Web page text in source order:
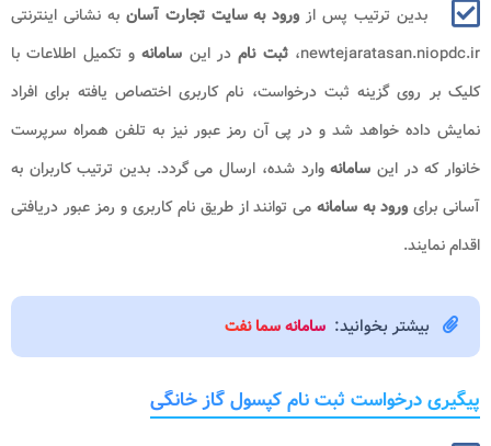
بدین ترتیب پس از ورود به سایت تجارت آسان به نشانی اینترنتی
newtejaratasan.niopdc.ir، ثبت نامدر این سامانه و تکمیل اطلاعات با
کلیک بر روی گزینه ثبت درخواست، نام کاربری اختصاص یافته برای افراد
نمایش داده خواهد شد و در پی آن رمز عبور نیز به تلفن همراه سرپرست
خانوار که در این سامانهوارد شده، ارسال می گردد. بدین ترتیب کاربران به
آسانی برای ورود به سامانهمی توانند از طریق نام کاربری و رمز عبور دریافتی
اقدام نمایند.
بیشتر بخوانید: سامانه سما نفت
پیگیری درخواست ثبت نام کپسول گاز خانگی